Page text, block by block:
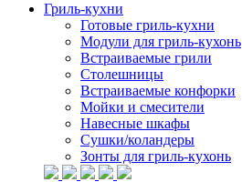
Гриль-кухни
Готовые гриль-кухни
Модули для гриль-кухонь
Встраиваемые грили
Столешницы
Встраиваемые конфорки
Мойки и смесители
Навесные шкафы
Сушки/коландеры
Зонты для гриль-кухонь